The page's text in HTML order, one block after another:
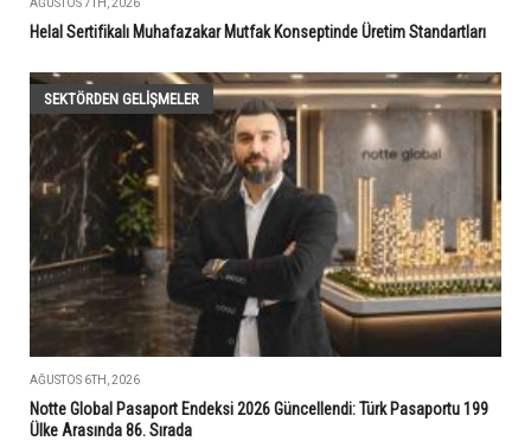
Helal Sertifikalı Muhafazakar Mutfak Konseptinde Üretim Standartları
SEKTÖRDEN GELIŞMELER
AĞUSTOS 6TH, 2026
Notte Global Pasaport Endeksi 2026 Güncellendi: Türk Pasaportu 199
Ülke Arasında 86. Sırada